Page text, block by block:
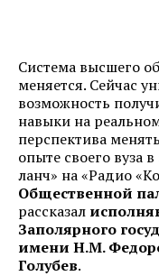
Система высшего
меняется. Сейчас
возможность
навыки на
перспектива
опыте своего вуза
ланч» на «Радио
Общественной
рассказал
Заполярного
имени Н.М.
Голубев.